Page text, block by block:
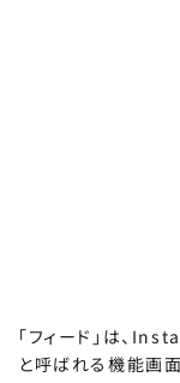
「フィード」は、
と呼ばれる機能画